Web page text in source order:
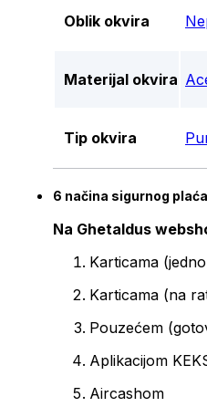
Oblik okvira
Materijal okvira
Tip okvira
6 načina sigurnog
Na Ghetaldus
Karticama
Karticama (na
Pouzećem
Aplikacijom
Aircashom